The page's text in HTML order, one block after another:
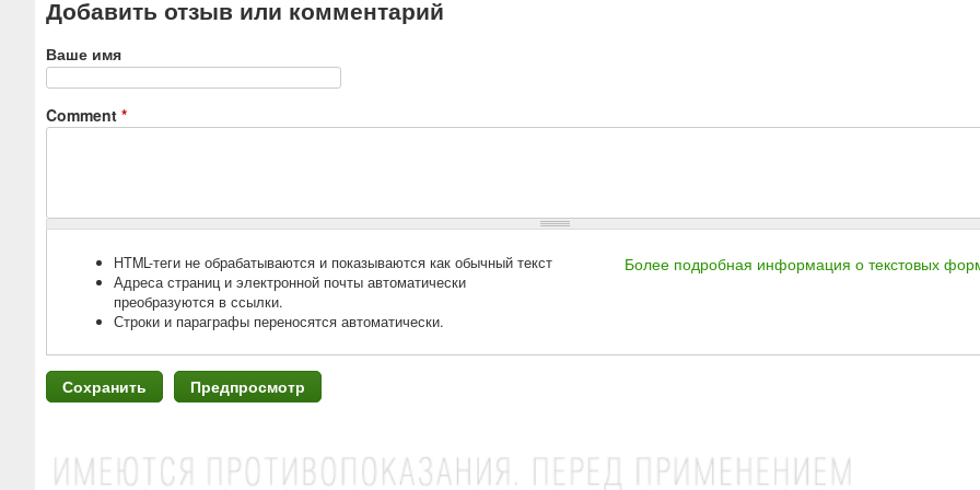
Добавить отзыв или комментарий
Ваше имя
Comment *
Более подробная информация о текстовых
HTML-теги не обрабатываются и показываются как обычный текст
Адреса страниц и электронной почты автоматически
преобразуются в ссылки.
Строки и параграфы переносятся автоматически.